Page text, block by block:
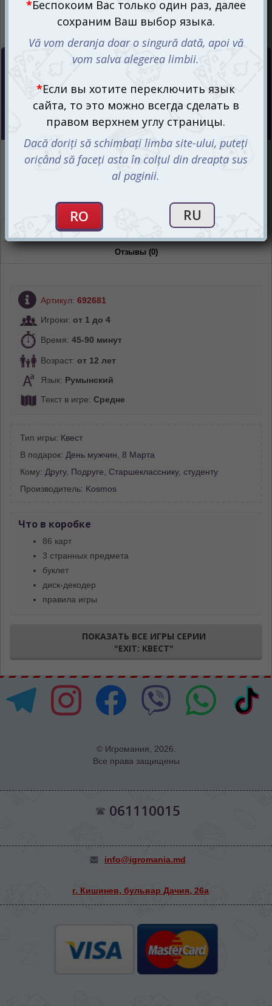
399mdl
Интернет-магазин
Есть в наличии
Есть в наличии
Отзывы (0)
Артикул: 692681
Игроки: от 1 до 4
Время: 45-90 минут
Возраст: от 12 лет
Язык: Румынский
Текст в игре: Средне
Тип игры: Квест
В подарок: День мужчин 8 Марта
Кому: Другу, Подруге
Старшекласснику, студенту
Производитель: Kosmos
Что в коробке
86 карт
3 странных предмета
буклет
диск-декодер
правила игры
ПОКАЗАТЬ ВСЕ ИГРЫ СЕРИИ
"EXIT: КВЕСТ"
© Игромания, 2026.
Все права защищены
061110015
info@igromania.md
г. Кишинев, бульвар Дачия, 26а